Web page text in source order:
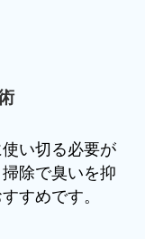
い切る必要が
除で臭いを抑
すめです。